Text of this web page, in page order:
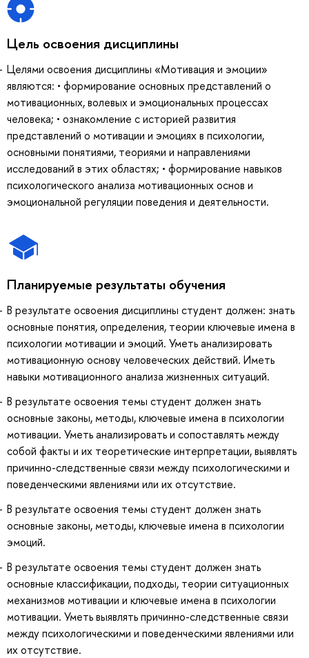
Цель освоения дисциплины
Целями освоения дисциплины «Мотивация и эмоции»
являются: • формирование основных представлений о
мотивационных, волевых и эмоциональных процессах
человека; • ознакомление с историей развития
представлений о мотивации и эмоциях в психологии,
основными понятиями, теориями и направлениями
исследований в этих областях; • формирование навыков
психологического анализа мотивационных основ и
эмоциональной регуляции поведения и деятельности.
Планируемые результаты обучения
В результате освоения дисциплины студент должен: знать
основные понятия, определения, теории ключевые имена в
психологии мотивации и эмоций. Уметь анализировать
мотивационную основу человеческих действий. Иметь
навыки мотивационного анализа жизненных ситуаций.
В результате освоения темы студент должен знать
основные законы, методы, ключевые имена в психологии
мотивации. Уметь анализировать и сопоставлять между
собой факты и их теоретические интерпретации, выявлять
причинно-следственные связи между психологическими и
поведенческими явлениями или их отсутствие.
В результате освоения темы студент должен знать
основные законы, методы, ключевые имена в психологии
эмоций.
В результате освоения темы студент должен знать
основные классификации, подходы, теории ситуационных
механизмов мотивации и ключевые имена в психологии
мотивации. Уметь выявлять причинно-следственные связи
между психологическими и поведенческими явлениями или
их отсутствие.